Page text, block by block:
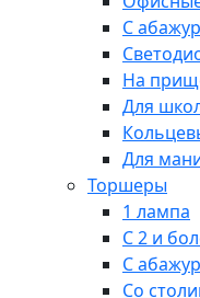
С
На
Для
Для
Торшеры
1 лампа
С 2 и
С
Со